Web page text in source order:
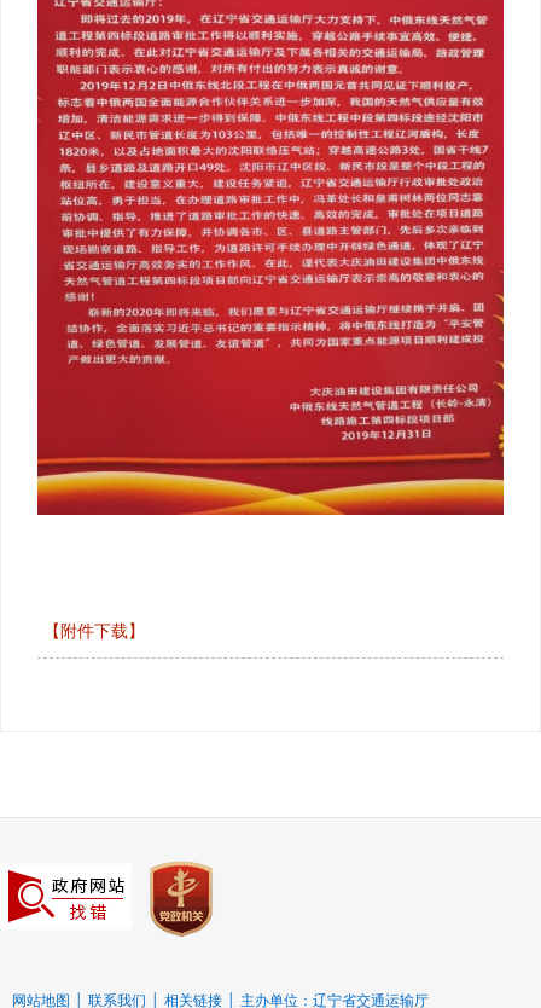
【附件下载】
网站地图 联系我们 相关链接 主办单位：辽宁省交通运输厅